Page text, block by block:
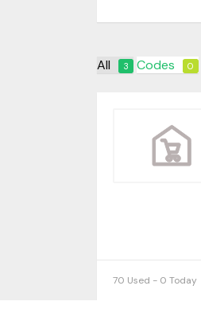
All 3 Codes 0
70 Used - 0 Today